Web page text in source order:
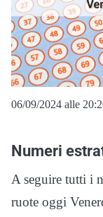
06/09/2024 alle
Numeri
A seguire tutti i
ruote oggi